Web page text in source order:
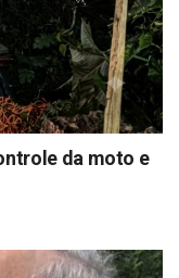
da moto e